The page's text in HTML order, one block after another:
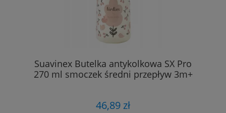
Suavinex Butelka antykolkowa SX Pro
270 ml smoczek średni przepływ 3m+
46,89 zł